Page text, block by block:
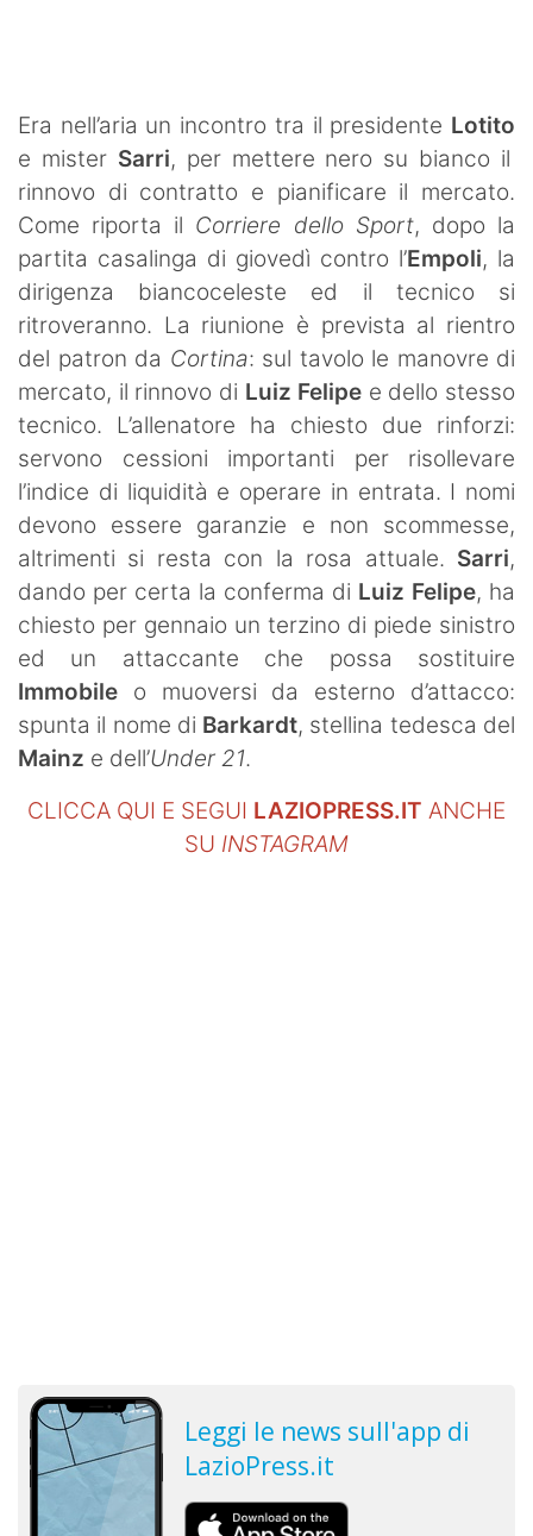
Contatti
Era nell’aria un incontro tra il presidente Lotito
e mister Sarri, per mettere nero su bianco il
rinnovo di contratto e pianificare il mercato.
Come riporta il Corriere dello Sport, dopo la
partita casalinga di giovedì contro l’Empoli, la
dirigenza biancoceleste ed il tecnico si
ritroveranno. La riunione è prevista al rientro
del patron da Cortina: sul tavolo le manovre di
mercato, il rinnovo di Luiz Felipe e dello stesso
tecnico. L’allenatore ha chiesto due rinforzi:
servono cessioni importanti per risollevare
l’indice di liquidità e operare in entrata. I nomi
devono essere garanzie e non scommesse,
altrimenti si resta con la rosa attuale. Sarri,
dando per certa la conferma di Luiz Felipe, ha
chiesto per gennaio un terzino di piede sinistro
ed un attaccante che possa sostituire
Immobile o muoversi da esterno d’attacco:
spunta il nome di Barkardt, stellina tedesca del
Mainz e dell’Under 21.
CLICCA QUI E SEGUI LAZIOPRESS.IT ANCHE
SU INSTAGRAM